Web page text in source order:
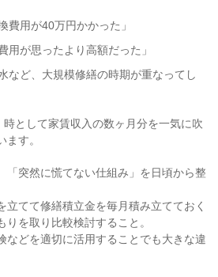
費用が40万円かかった」
用が思ったより高額だった」
など、大規模修繕の時期が重なってし
時として家賃収入の数ヶ月分を一気に吹
ます。
「突然に慌てない仕組み」を日頃から整
立てて修繕積立金を毎月積み立てておく
りを取り比較検討すること。
などを適切に活用することでも大きな違